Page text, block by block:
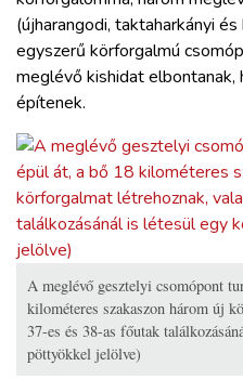
(újharangodi, taktaharkányi
egyszerű körforgalmú
meglévő kishidat
építenek.
A meglévő gesztelyi csomópont
kilométeres szakaszon három új
37-es és 38-as főutak
pöttyökkel jelölve)